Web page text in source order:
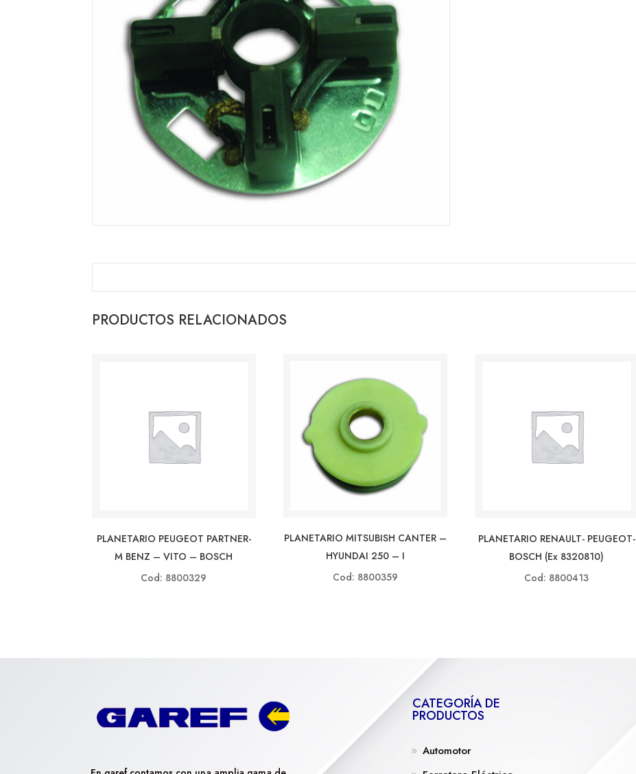
PRODUCTOS RELACIONADOS
PLANETARIO PEUGEOT PARTNER-
M BENZ – VITO – BOSCH
Cod: 8800329
PLANETARIO MITSUBISH CANTER –
HYUNDAI 250 – I
Cod: 8800359
PLANETARIO RENAULT- PEUGEOT-
BOSCH (ex 8320810)
Cod: 8800413
CATEGORÍA DE
PRODUCTOS
Automotor